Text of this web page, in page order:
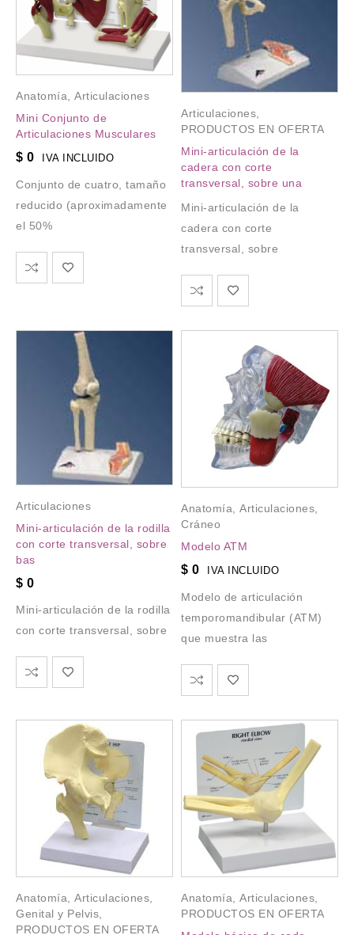
Anatomía, Articulaciones
Mini Conjunto de
Articulaciones Musculares
$ 0 IVA INCLUIDO
Conjunto de cuatro, tamaño
reducido (aproximadamente
el 50%
Articulaciones,
PRODUCTOS EN OFERTA
Mini-articulación de la
cadera con corte
transversal, sobre una
Mini-articulación de la
cadera con corte
transversal, sobre
Articulaciones
Mini-articulación de la rodilla
con corte transversal, sobre
bas
$ 0
Mini-articulación de la rodilla
con corte transversal, sobre
Anatomía, Articulaciones,
Cráneo
Modelo ATM
$ 0 IVA INCLUIDO
Modelo de articulación
temporomandibular (ATM)
que muestra las
Anatomía, Articulaciones,
Genital y Pelvis,
PRODUCTOS EN OFERTA
Anatomía, Articulaciones,
PRODUCTOS EN OFERTA